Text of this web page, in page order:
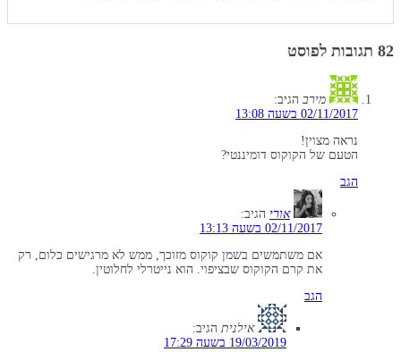
82 תגובות לפוסט
מירב הגיב:
02/11/2017 בשעה 13:08
נראה מצוין!
הטעם של הקוקוס דומיננטי?
הגב
אורי הגיב:
02/11/2017 בשעה 13:13
אם משתמשים בשמן קוקוס מזוכך, ממש לא מרגישים כלום, רק
את קרם הקוקוס שבציפוי. הוא נייטרלי לחלוטין.
הגב
אילנית הגיב:
19/03/2019 בשעה 17:29